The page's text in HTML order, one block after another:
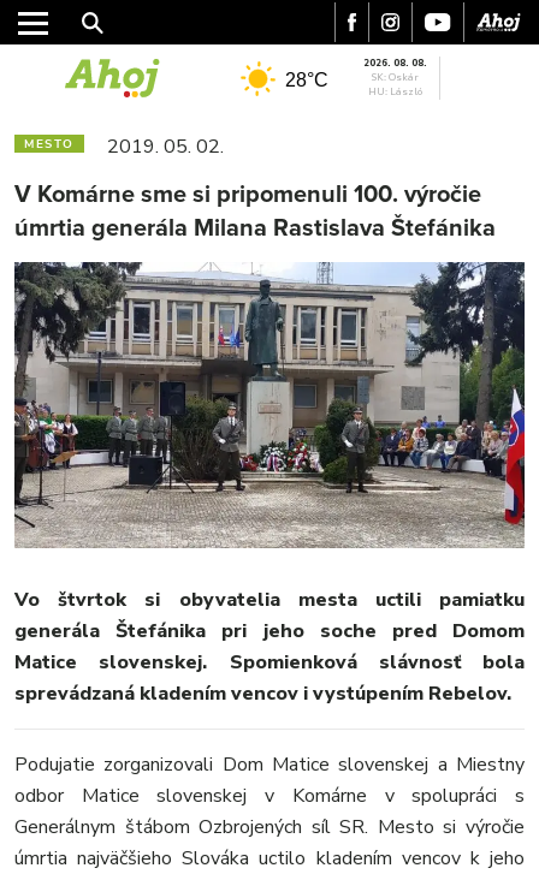
MESTO
VIDEO
MIX
28°C
2026. 08. 08.
SK: Oskár
HU: László
MESTO 2019. 05. 02.
V Komárne sme si pripomenuli 100. výročie
úmrtia generála Milana Rastislava Štefánika
Vo štvrtok si obyvatelia mesta uctili pamiatku
generála Štefánika pri jeho soche pred Domom
Matice slovenskej. Spomienková slávnosť bola
sprevádzaná kladením vencov i vystúpením Rebelov.
Podujatie zorganizovali Dom Matice slovenskej a Miestny
odbor Matice slovenskej v Komárne v spolupráci s
Generálnym štábom Ozbrojených síl SR. Mesto si výročie
úmrtia najväčšieho Slováka uctilo kladením vencov k jeho